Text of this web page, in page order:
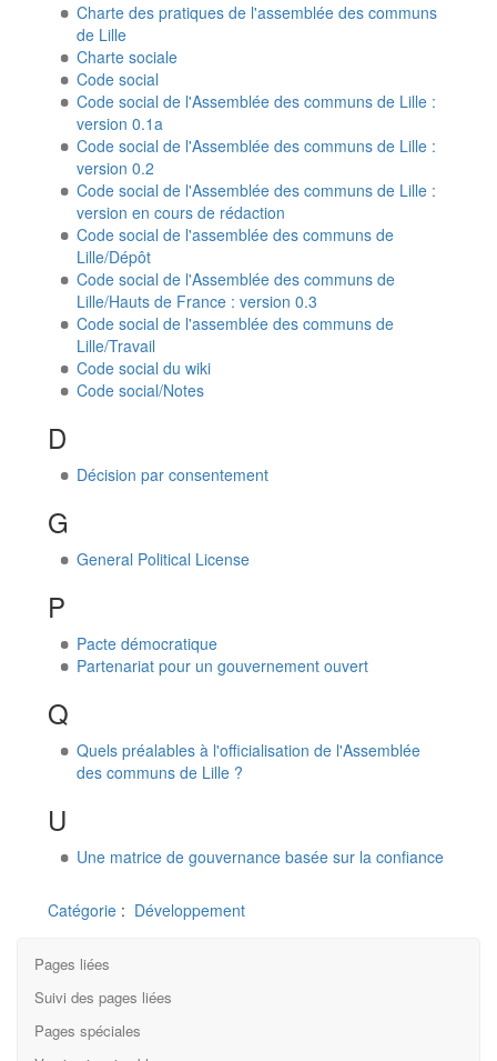
Charte des pratiques de l'assemblée des communs
de Lille
Charte sociale
Code social
Code social de l'Assemblée des communs de Lille :
version 0.1a
Code social de l'Assemblée des communs de Lille :
version 0.2
Code social de l'Assemblée des communs de Lille :
version en cours de rédaction
Code social de l'assemblée des communs de
Lille/Dépôt
Code social de l'Assemblée des communs de
Lille/Hauts de France : version 0.3
Code social de l'assemblée des communs de
Lille/Travail
Code social du wiki
Code social/Notes
D
Décision par consentement
G
General Political License
P
Pacte démocratique
Partenariat pour un gouvernement ouvert
Q
Quels préalables à l'officialisation de l'Assemblée
des communs de Lille ?
U
Une matrice de gouvernance basée sur la confiance
Catégorie : Développement
Pages liées
Suivi des pages liées
Pages spéciales